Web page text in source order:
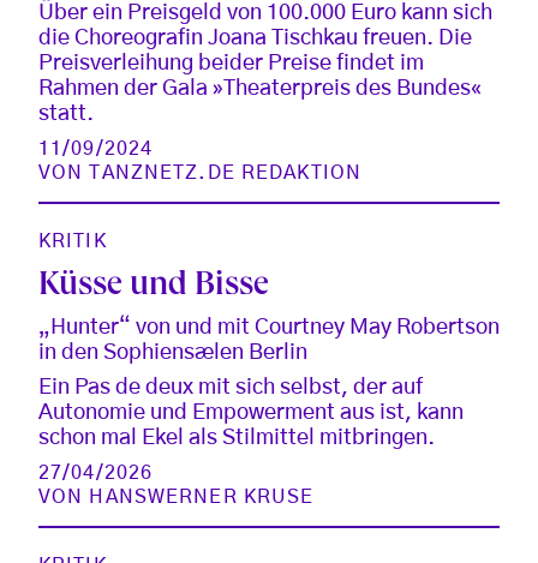
Über ein Preisgeld von 100.000 Euro kann sich
die Choreografin Joana Tischkau freuen. Die
Preisverleihung beider Preise findet im
Rahmen der Gala »Theaterpreis des Bundes«
statt.
11/09/2024
VON
TANZNETZ.DE REDAKTION
KRITIK
Küsse und Bisse
„Hunter“ von und mit Courtney May Robertson
in den Sophiensælen Berlin
Ein Pas de deux mit sich selbst, der auf
Autonomie und Empowerment aus ist, kann
schon mal Ekel als Stilmittel mitbringen.
27/04/2026
VON
HANSWERNER KRUSE